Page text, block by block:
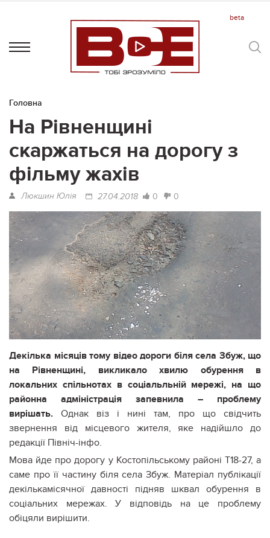
Головна
На Рівненщині
скаржаться на дорогу з
фільму жахів
Люкшин Юлія 27.04.2018 0 0
Декілька місяців тому відео дороги біля села Збуж, що
на Рівненщині, викликало хвилю обурення в
локальних спільнотах в соціальльній мережі, на що
районна адміністрація запевнила – проблему
вирішать. Однак віз і нині там, про що свідчить
звернення від місцевого жителя, яке надійшло до
редакції Північ-інфо.
Мова йде про дорогу у Костопільському районі Т18-27, а
саме про її частину біля села Збуж. Матеріал публікації
декількамісячної давності підняв шквал обурення в
соціальних мережах. У відповідь на це проблему
обіцяли вирішити.